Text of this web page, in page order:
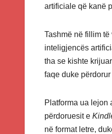
artificiale që kanë
Tashmë në fillim
inteligjencës
tha se kishte
faqe duke
Platforma ua lejon
përdoruesit e
në format letre,